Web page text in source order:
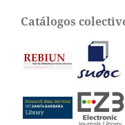
Catálogos